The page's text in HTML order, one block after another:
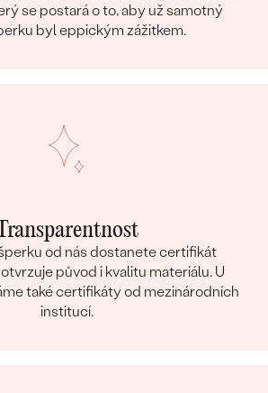
se postará o to, aby už samotný
byl eppickým zážitkem.
od nás dostanete certifikát
původ i kvalitu materiálu. U
také certifikáty od mezinárodních
institucí.